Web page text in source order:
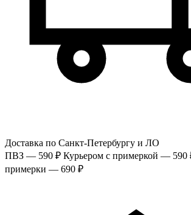
Доставка по Санкт-Петербургу и ЛО
ПВЗ — 590 ₽ Курьером с примеркой — 590
примерки — 690 ₽